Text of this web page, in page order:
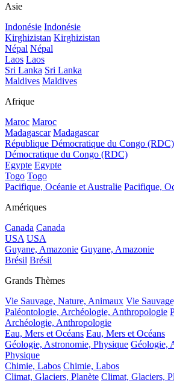
Asie
Indonésie Indonésie
Kirghizistan Kirghizistan
Népal Népal
Laos Laos
Sri Lanka Sri Lanka
Maldives Maldives
Afrique
Maroc Maroc
Madagascar Madagascar
République Démocratique du Congo (RDC)
Démocratique du Congo (RDC)
Egypte Egypte
Togo Togo
Pacifique, Océanie et Australie Pacifique,
Amériques
Canada Canada
USA USA
Guyane, Amazonie Guyane, Amazonie
Brésil Brésil
Grands Thèmes
Vie Sauvage, Nature, Animaux Vie
Paléontologie, Archéologie, Anthropologie
Archéologie, Anthropologie
Eau, Mers et Océans Eau, Mers et Océans
Géologie, Astronomie, Physique Géologie,
Physique
Chimie, Labos Chimie, Labos
Climat, Glaciers, Planète Climat, Glaciers,